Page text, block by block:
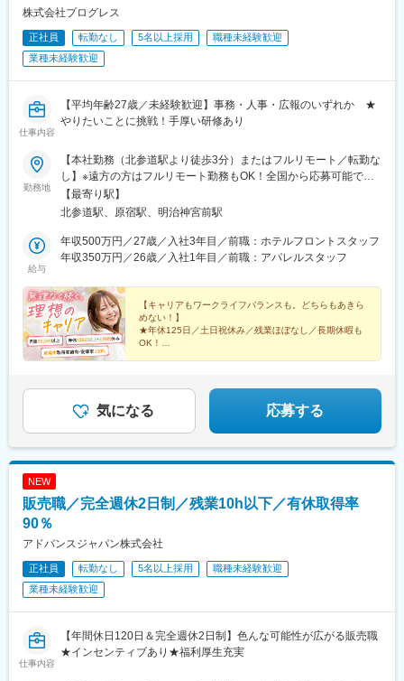
株式会社プログレス
正社員 転勤なし 5名以上採用
職種未経験歓迎
業種未経験歓迎
仕事内容
【平均年齢27歳／未経験歓迎】事務・人事・広報のいずれか ★
やりたいことに挑戦！手厚い研修あり
勤務地
【本社勤務（北参道駅より徒歩3分）またはフルリモート／転勤な
し】※遠方の方はフルリモート勤務もOK！全国から応募可能で
す！※研修は本社（東京）にて実施■本社東京都渋谷区千駄ヶ谷3-
51-10 PORTALPOINT HARAJUKU FD-13＜アクセス＞・東京メ
線「千駄ヶ谷駅」より徒歩8分・都営地下鉄「国立競技場駅」A4
出口より徒歩8分＝＝＝＝＝＝＝＝＞＞★check！◎安心して上京
越し支援・家賃補助などをサポートします。◎独り立ち後はリモ
ートワークが可能週3日リモートワークの先輩も。遠方の方はフル
リモート勤務もOK！ライフステージの変化に合わせて、柔軟な働
き方ができます。
【最寄り駅】
北参道駅、原宿駅、明治神宮前駅
給与
年収500万円／27歳／入社3年目／前職：ホテルフロントスタッフ
年収350万円／26歳／入社1年目／前職：アパレルスタッフ
【キャリアもワークライフバランスも。どちらもあきら
めない！】
★年休125日／土日祝休み／残業ほぼなし／長期休暇も
OK！
気になる 応募する
NEW
販売職／完全週休2日制／残業10h以下／有休取得率
90％
アドバンスジャパン株式会社
正社員 転勤なし 5名以上採用
職種未経験歓迎
業種未経験歓迎
仕事内容
【年間休日120日＆完全週休2日制】色んな可能性が広がる販売職
★インセンティブあり★福利厚生充実